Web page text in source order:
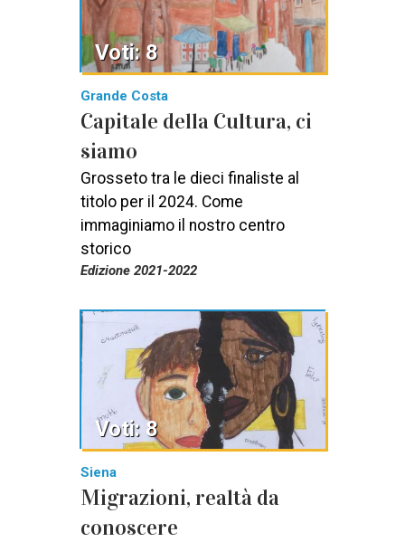
Grande Costa
Capitale della Cultura, ci
siamo
Grosseto tra le dieci finaliste al
titolo per il 2024. Come
immaginiamo il nostro centro
storico
Edizione 2021-2022
Voti: 8
Siena
Migrazioni, realtà da
conoscere
Voti: 8